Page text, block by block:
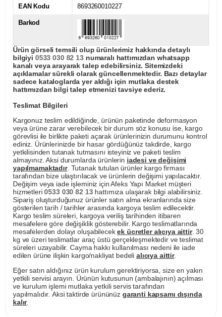
EAN Kodu 8693260010227
Barkod
Ürün görseli temsili olup ürünlerimiz hakkında detaylı
bilgiyi 0533 030 82 13numaralı hattımızdan whatsapp
kanalı veya arayarak talep edebilirsiniz. Sitemizdeki
açıklamalar sürekli olarak güncellenmektedir. Bazı detaylar
sadece kataloglarda yer aldığı için mutlaka destek
hattımızdan bilgi talep etmenizi tavsiye ederiz.
Teslimat Bilgileri
Kargonuz teslim edildiğinde, ürünün paketinde deformasyon
veya ürüne zarar verebilecek bir durum söz konusu ise, kargo
görevlisi ile birlikte paketi açarak ürünlerinizin durumunu kontrol
ediniz. Ürünlerinizde bir hasar gördüğünüz takdirde, kargo
yetkilisinden tutanak tutmasını isteyiniz ve paketi teslim
almayınız. Aksi durumlarda ürünlerin iadesi ve değişimi
yapılmamaktadır. Tutanak tutulan ürünler kargo firması
tarafından bize ulaştırılacak ve ürünlerin değişimi yapılacaktır.
Değişim veya iade işleminiz için Afeks Yapı Market müşteri
hizmetleri0533 030 82 13hattımıza ulaşarak bilgi alabilirsiniz.
Sipariş oluşturduğunuz ürünler satın alma ekranlarında size
gösterilen tarih / tarihler arasında kargoya teslim edilecektir.
Kargo teslim süreleri, kargoya veriliş tarihinden itibaren
mesafelere göre değişiklik gösterebilir. Kargo teslimatlarında
mesafelerden dolayı oluşabilecekek ücretler alıcıya aittir. 30
kg ve üzeri teslimatlar araç üstü gerçekleşmektedir ve teslimat
süreleri uzayabilir. Cayma hakkı kullanılması nedeni ile iade
edilen ürüne ilişkin kargo/nakliyat bedeli alıcıya aittir.
Eğer satın aldığınız ürün kurulum gerektiriyorsa, size en yakın
yetkili servisi arayın. Ürünün kutusunun (ambalajının) açılması
ve kurulum işlemi mutlaka yetkili servis tarafından
yapılmalıdır. Aksi taktirde ürününüz garanti kapsamı dışında
kalır.